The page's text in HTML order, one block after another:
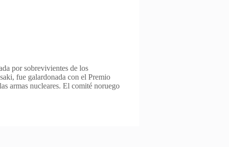
por sobrevivientes de los
fue galardonada con el Premio
armas nucleares. El comité noruego